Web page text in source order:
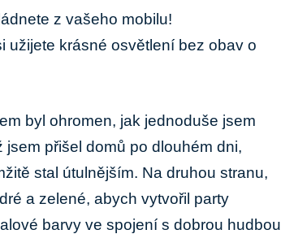
z vašeho​ mobilu!
užijete​ krásné osvětlení bez obav o
​byl ohromen, jak jednoduše⁣ jsem
přišel domů⁣ po dlouhém dni,
stal ‍útulnějším. Na druhou stranu,
⁢a zelené, abych vytvořil party
barvy ve spojení s⁢ dobrou hudbou‌